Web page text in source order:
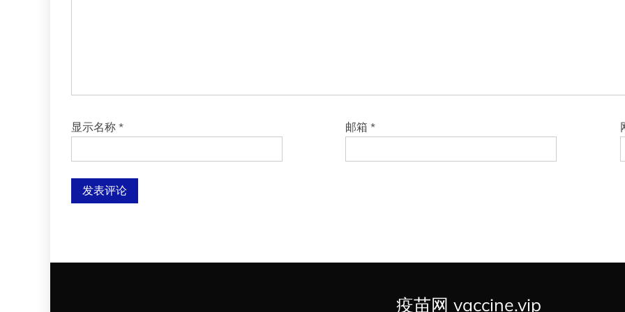
显示名称 * 邮箱*
疫苗网 vaccine.vip